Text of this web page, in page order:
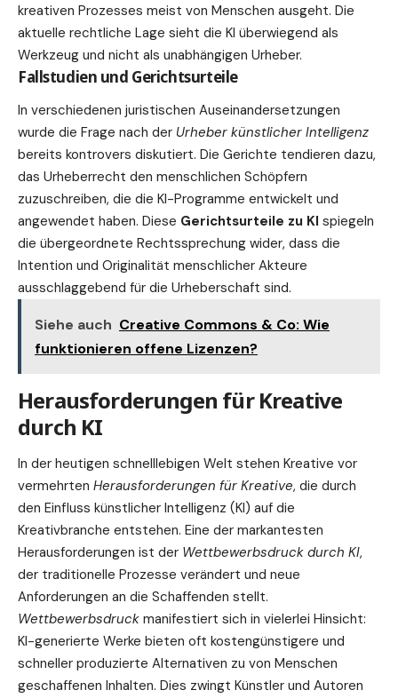
kreativen Prozesses meist von Menschen ausgeht. Die
aktuelle rechtliche Lage sieht die KI überwiegend als
Werkzeug und nicht als unabhängigen Urheber.
Fallstudien und Gerichtsurteile
In verschiedenen juristischen Auseinandersetzungen
wurde die Frage nach der Urheber künstlicher Intelligenz
bereits kontrovers diskutiert. Die Gerichte tendieren dazu,
das Urheberrecht den menschlichen Schöpfern
zuzuschreiben, die die KI-Programme entwickelt und
angewendet haben. Diese Gerichtsurteile zu KI spiegeln
die übergeordnete Rechtssprechung wider, dass die
Intention und Originalität menschlicher Akteure
ausschlaggebend für die Urheberschaft sind.
Siehe auch Creative Commons & Co: Wie
funktionieren offene Lizenzen?
Herausforderungen für Kreative
durch KI
In der heutigen schnelllebigen Welt stehen Kreative vor
vermehrten Herausforderungen für Kreative, die durch
den Einfluss künstlicher Intelligenz (KI) auf die
Kreativbranche entstehen. Eine der markantesten
Herausforderungen ist der Wettbewerbsdruck durch KI,
der traditionelle Prozesse verändert und neue
Anforderungen an die Schaffenden stellt.
Wettbewerbsdruck manifestiert sich in vielerlei Hinsicht:
KI-generierte Werke bieten oft kostengünstigere und
schneller produzierte Alternativen zu von Menschen
geschaffenen Inhalten. Dies zwingt Künstler und Autoren